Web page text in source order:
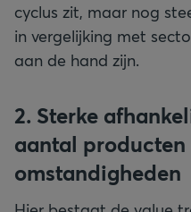
cyclus zit, maar nog
in vergelijking met
aan de hand zijn.
2. Sterke
aantal
omstandigheden